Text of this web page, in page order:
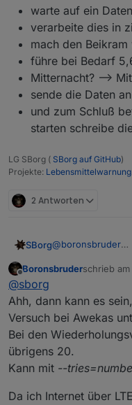
warte auf ein
verarbeite dies in
mach den
führe bei Bedarf
Mitternacht? -->
sende die Daten
und zum Schluß
starten schreibe
LG SBorg ( SBorg auf GitHub)
Projekte:
2 Antworten
SBorg@boronsbruder
auch schon öfters
Zumindest fast 45
Das Ganze ist
warte auf
verarbeite
mach den
führe bei
sende die
und zum
starten
Offline
Boronsbruderschrieb am
zuletzt
@sborg
Ahh, dann kann es
Versuch bei Awekas
Bei den
übrigens 20.
Kann mit --
Da ich Internet über